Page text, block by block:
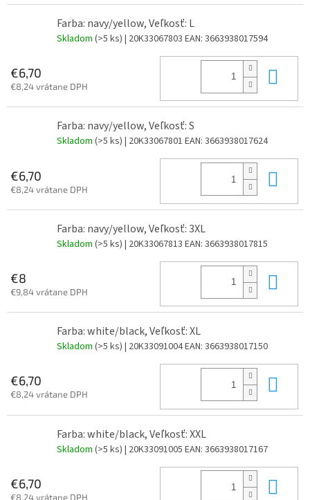
Farba: navy/yellow, Veľkosť: L
Skladom (>5 ks) | 20K33067803 EAN: 3663938017594
€6,70
€8,24 vrátane DPH
Farba: navy/yellow, Veľkosť: S
Skladom (>5 ks) | 20K33067801 EAN: 3663938017624
€6,70
€8,24 vrátane DPH
Farba: navy/yellow, Veľkosť: 3XL
Skladom (>5 ks) | 20K33067813 EAN: 3663938017815
€8
€9,84 vrátane DPH
Farba: white/black, Veľkosť: XL
Skladom (>5 ks) | 20K33091004EAN: 3663938017150
€6,70
€8,24 vrátane DPH
Farba: white/black, Veľkosť: XXL
Skladom (>5 ks) | 20K33091005 EAN: 3663938017167
€6,70
€8,24 vrátane DPH